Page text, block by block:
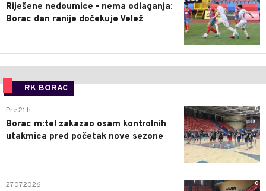
Riješene nedoumice - nema odlaganja:
Borac dan ranije dočekuje Velež
RK BORAC
0
Pre 21 h
Borac m:tel zakazao osam kontrolnih
utakmica pred početak nove sezone
0
27.07.2026.